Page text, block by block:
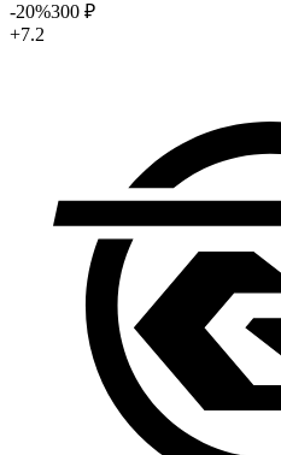
-20%300 ₽
+7.2